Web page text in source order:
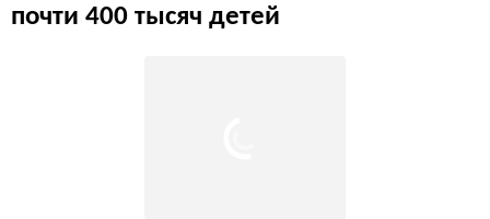
почти 400 тысяч детей